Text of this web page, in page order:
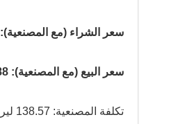
سعر الشراء (مع المصنعية): 1,870.76 ليرة تركية
سعر البيع (مع المصنعية): 1,926.88 ليرة تركية
تكلفة المصنعية: 138.57 ليرة تركية